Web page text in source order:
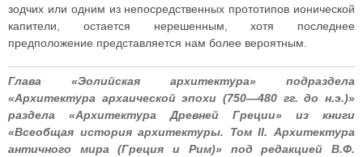
зодчих или одним из непосредственных прототипов ионической
капители, остается нерешенным, хотя последнее
предположение представляется нам более вероятным.
Глава «Эолийская архитектура» подраздела
«Архитектура архаической эпохи (750—480 гг. до н.э.)»
раздела «Архитектура Древней Греции» из книги
«Всеобщая история архитектуры. Том II. Архитектура
античного мира (Греция и Рим)» под редакцией В.Ф.